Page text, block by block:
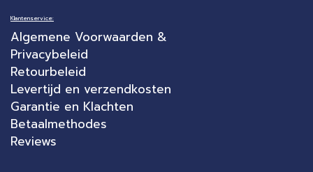
Klantenservice:
Algemene Voorwaarden &
Privacybeleid
Retourbeleid
Levertijd en verzendkosten
Garantie en Klachten
Betaalmethodes
Reviews